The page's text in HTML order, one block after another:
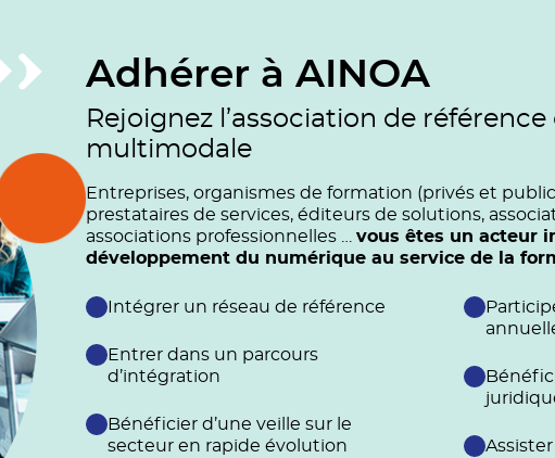
Adhérer à AINOA
Rejoignez l’association de
multimodale
Entreprises, organismes de formation (privés et
prestataires de services, éditeurs de solutions,
associations professionnelles … vous êtes un acteur
développement du numérique au service de la
Intégrer un réseau de référence
Entrer dans un parcours
d’intégration
Bénéficier d’une veille sur le
secteur en rapide évolution